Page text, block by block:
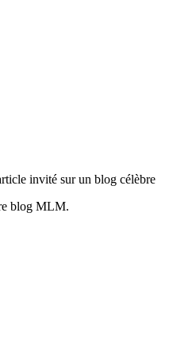
invité sur un blog célèbre
blog MLM.